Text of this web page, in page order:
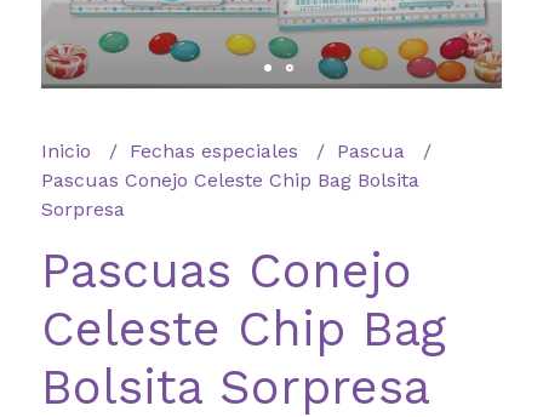
Inicio Fechas especiales
Pascua
Pascuas Conejo Celeste Chip Bag Bolsita
Sorpresa
Pascuas Conejo
Celeste Chip Bag
Bolsita Sorpresa